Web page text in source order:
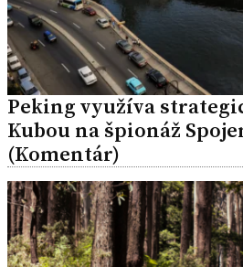
Peking využíva
Kubou na špionáž
(Komentár)